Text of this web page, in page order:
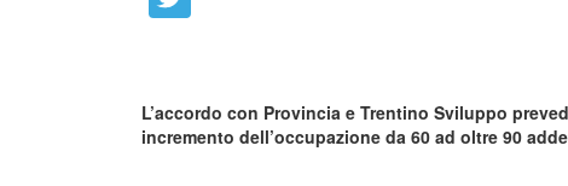
L’accordo con Provincia e Trentino Sviluppo
incremento dell’occupazione da 60 ad oltre 90